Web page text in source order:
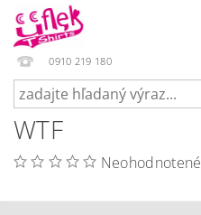
0910 219 180
WTF
Neohodnotené